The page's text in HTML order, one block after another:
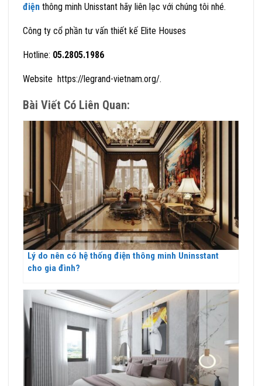
điện thông minh Unisstant hãy liên lạc với chúng tôi nhé.
Công ty cổ phần tư vấn thiết kế Elite Houses
Hotline: 05.2805.1986
Website https://legrand-vietnam.org/.
Bài Viết Có Liên Quan:
Lý do nên có hệ thống điện thông minh Uninsstant
cho gia đình?